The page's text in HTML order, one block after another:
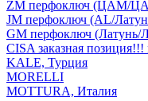
ZM перфоключ (ЦАМ/
JМ перфоключ (АL/
GM перфоключ (Латунь/
CISA заказная
KALE, Турция
MORELLI
MOTTURA, Италия